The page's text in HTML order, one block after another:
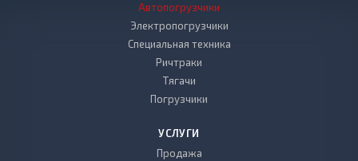
Автопогрузчики
Электропогрузчики
Специальная техника
Ричтраки
Тягачи
Погрузчики
УСЛУГИ
Продажа